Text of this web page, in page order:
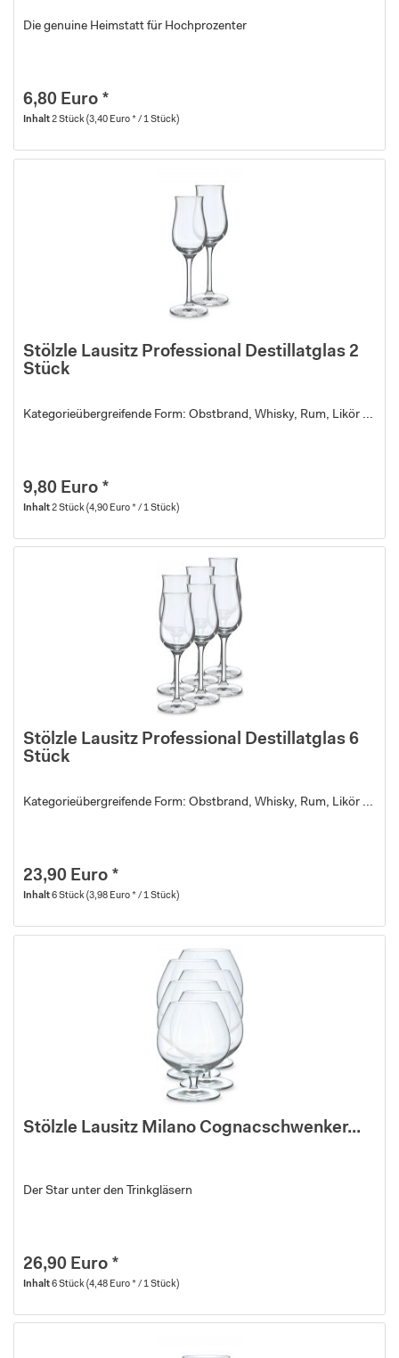
Die genuine Heimstatt für Hochprozenter
6,80 Euro *
Inhalt2 Stück(3,40 Euro * / 1 Stück)
Stölzle Lausitz Professional Destillatglas 2
Stück
Kategorieübergreifende Form: Obstbrand, Whisky, Rum, Likör ...
9,80 Euro *
Inhalt2 Stück(4,90 Euro * / 1 Stück)
Stölzle Lausitz Professional Destillatglas 6
Stück
Kategorieübergreifende Form: Obstbrand, Whisky, Rum, Likör ...
23,90 Euro *
Inhalt6 Stück(3,98 Euro * / 1 Stück)
Stölzle Lausitz Milano Cognacschwenker...
Der Star unter den Trinkgläsern
26,90 Euro *
Inhalt6 Stück(4,48 Euro * / 1 Stück)